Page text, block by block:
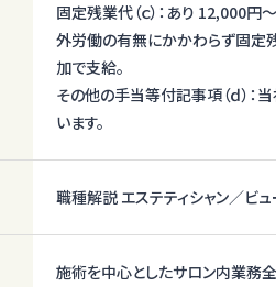
固定残業代（ｃ）：あり 12,000
外労働の有無にかかわらず固定
加で支給。
その他の手当等付記事項（ｄ）
います。
職種解説 エステティシャン／ビュ
施術を中心としたサロン内業務全